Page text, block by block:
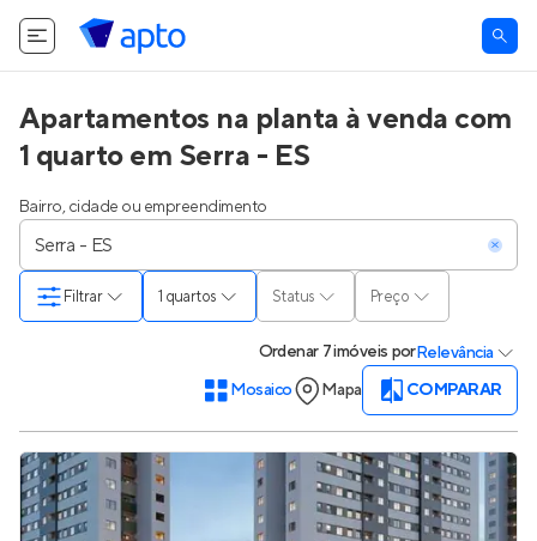
Apartamentos na planta à venda com
1 quarto em Serra - ES
Bairro, cidade ou empreendimento
1 quartos Status Preço
Filtrar
Ordenar 7 imóveis porRelevância
Mosaico
Mapa COMPARAR